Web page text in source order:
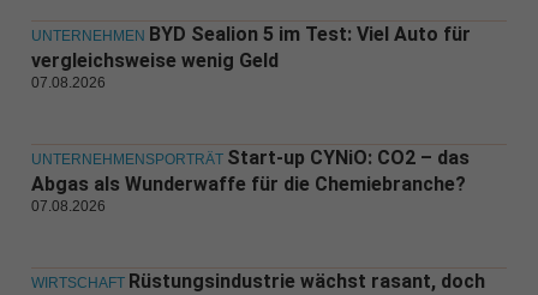
UNTERNEHMEN BYD Sealion 5 im Test: Viel Auto für
vergleichsweise wenig Geld
07.08.2026
UNTERNEHMENSPORTRÄT Start-up CYNiO: CO2 – das
Abgas als Wunderwaffe für die Chemiebranche?
07.08.2026
WIRTSCHAFT Rüstungsindustrie wächst rasant, doch